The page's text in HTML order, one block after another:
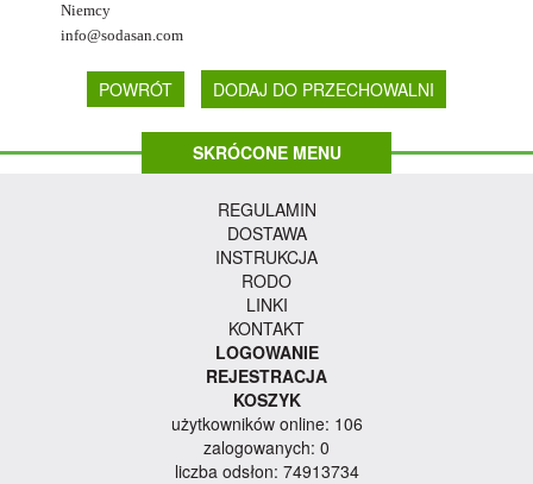
Niemcy
info@sodasan.com
POWRÓT
SKRÓCONE MENU
REGULAMIN
DOSTAWA
INSTRUKCJA
RODO
LINKI
KONTAKT
LOGOWANIE
REJESTRACJA
KOSZYK
użytkowników online: 106
zalogowanych: 0
liczba odsłon: 74913734